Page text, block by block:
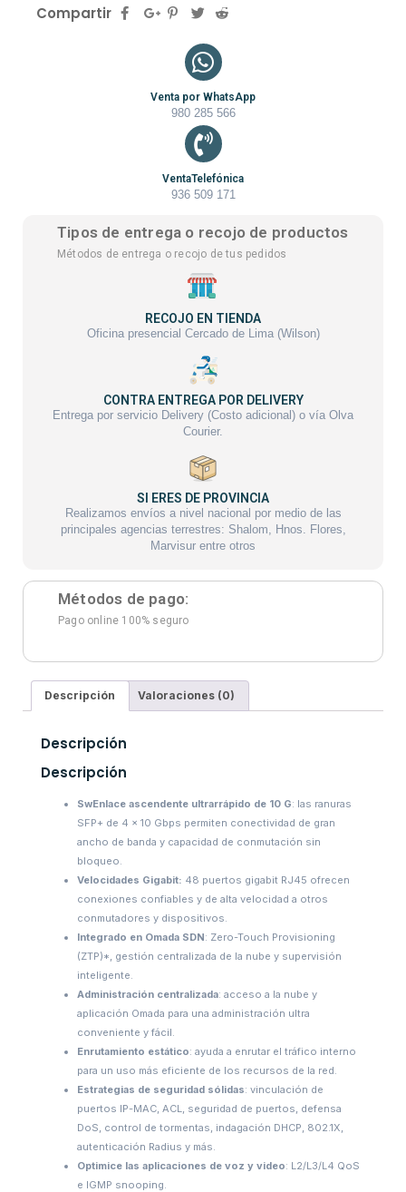
Compartir
Venta por WhatsApp
980 285 566
VentaTelefónica
936 509 171
Tipos de entrega o recojo de productos
Métodos de entrega o recojo de tus pedidos
RECOJO EN TIENDA
Oficina presencial Cercado de Lima (Wilson)
CONTRA ENTREGA POR DELIVERY
Entrega por servicio Delivery (Costo adicional) o vía Olva
Courier.
SI ERES DE PROVINCIA
Realizamos envíos a nivel nacional por medio de las
principales agencias terrestres: Shalom, Hnos. Flores,
Marvisur entre otros
Métodos de pago:
Pago online 100% seguro
Descripción Valoraciones (0)
Descripción
Descripción
SwEnlace ascendente ultrarrápido de 10 G: las ranuras
SFP+ de 4 × 10 Gbps permiten conectividad de gran
ancho de banda y capacidad de conmutación sin
bloqueo.
Velocidades Gigabit: 48 puertos gigabit RJ45 ofrecen
conexiones confiables y de alta velocidad a otros
conmutadores y dispositivos.
Integrado en Omada SDN: Zero-Touch Provisioning
(ZTP)*, gestión centralizada de la nube y supervisión
inteligente.
Administración centralizada: acceso a la nube y
aplicación Omada para una administración ultra
conveniente y fácil.
Enrutamiento estático: ayuda a enrutar el tráfico interno
para un uso más eficiente de los recursos de la red.
Estrategias de seguridad sólidas: vinculación de
puertos IP-MAC, ACL, seguridad de puertos, defensa
DoS, control de tormentas, indagación DHCP, 802.1X,
autenticación Radius y más.
Optimice las aplicaciones de voz y video: L2/L3/L4 QoS
e IGMP snooping.